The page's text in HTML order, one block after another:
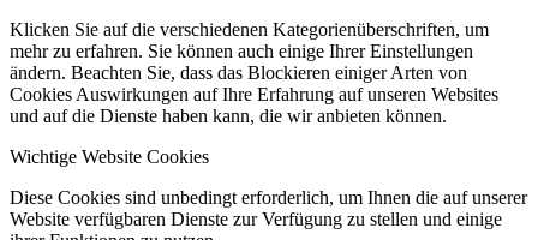
Klicken Sie auf die verschiedenen Kategorienüberschriften, um
mehr zu erfahren. Sie können auch einige Ihrer Einstellungen
ändern. Beachten Sie, dass das Blockieren einiger Arten von
Cookies Auswirkungen auf Ihre Erfahrung auf unseren Websites
und auf die Dienste haben kann, die wir anbieten können.
Wichtige Website Cookies
Diese Cookies sind unbedingt erforderlich, um Ihnen die auf unserer
Website verfügbaren Dienste zur Verfügung zu stellen und einige